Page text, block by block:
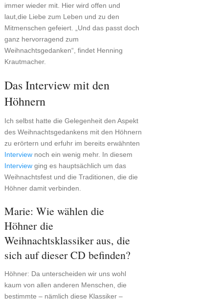
immer wieder mit. Hier wird offen und
laut,die Liebe zum Leben und zu den
Mitmenschen gefeiert. „Und das passt doch
ganz hervorragend zum
Weihnachtsgedanken“, findet Henning
Krautmacher.
Das Interview mit den
Höhnern
Ich selbst hatte die Gelegenheit den Aspekt
des Weihnachtsgedankens mit den Höhnern
zu erörtern und erfuhr im bereits erwähnten
Interviewnoch ein wenig mehr. In diesem
Interviewging es hauptsächlich um das
Weihnachtsfest und die Traditionen, die die
Höhner damit verbinden.
Marie: Wie wählen die
Höhner die
Weihnachtsklassiker aus, die
sich auf dieser CD befinden?
Höhner: Da unterscheiden wir uns wohl
kaum von allen anderen Menschen, die
bestimmte – nämlich diese Klassiker –